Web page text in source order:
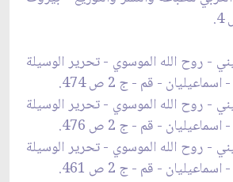
- روح الله الموسوي - تحرير الوسيلة
- قم - ج 2 ص 474.
- روح الله الموسوي - تحرير الوسيلة
- قم - ج 2 ص 476.
- روح الله الموسوي - تحرير الوسيلة
- قم - ج 2 ص 461.